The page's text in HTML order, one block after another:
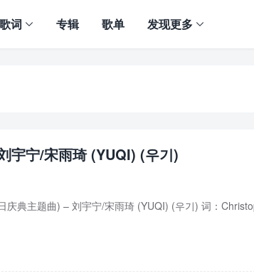
词 专辑 歌单 发现更多
宇宁/宋雨琦 (YUQI) (우기)
庆典主题曲) – 刘宇宁/宋雨琦 (YUQI) (우기) 词：